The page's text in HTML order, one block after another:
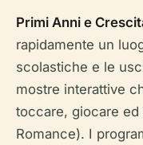
Primi Anni e
rapidamente un
scolastiche e le
mostre interattive
toccare, giocare ed
Romance). I